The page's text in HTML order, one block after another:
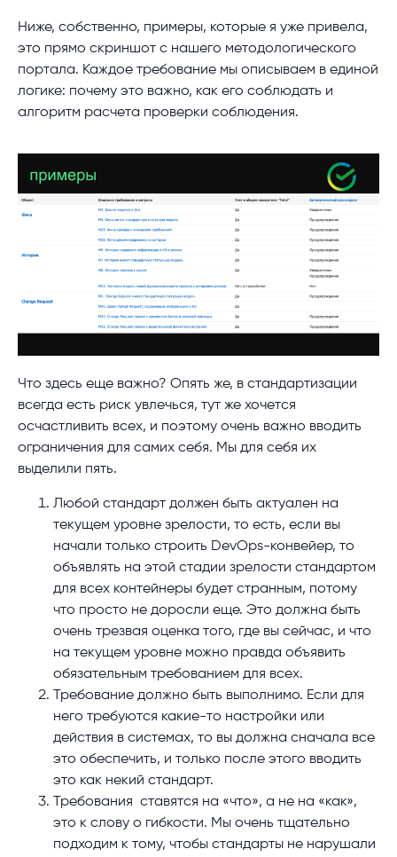
Ниже, собственно, примеры, которые я уже привела,
это прямо скриншот с нашего методологического
портала. Каждое требование мы описываем в единой
логике: почему это важно, как его соблюдать и
алгоритм расчета проверки соблюдения.
Что здесь еще важно? Опять же, в стандартизации
всегда есть риск увлечься, тут же хочется
осчастливить всех, и поэтому очень важно вводить
ограничения для самих себя. Мы для себя их
выделили пять.
Любой стандарт должен быть актуален на
текущем уровне зрелости, то есть, если вы
начали только строить DevOps-конвейер, то
объявлять на этой стадии зрелости стандартом
для всех контейнеры будет странным, потому
что просто не доросли еще. Это должна быть
очень трезвая оценка того, где вы сейчас, и что
на текущем уровне можно правда объявить
обязательным требованием для всех.
Требование должно быть выполнимо. Если для
него требуются какие-то настройки или
действия в системах, то вы должна сначала все
это обеспечить, и только после этого вводить
это как некий стандарт.
Требования ставятся на «что», а не на «как»,
это к слову о гибкости. Мы очень тщательно
подходим к тому, чтобы стандарты не нарушали